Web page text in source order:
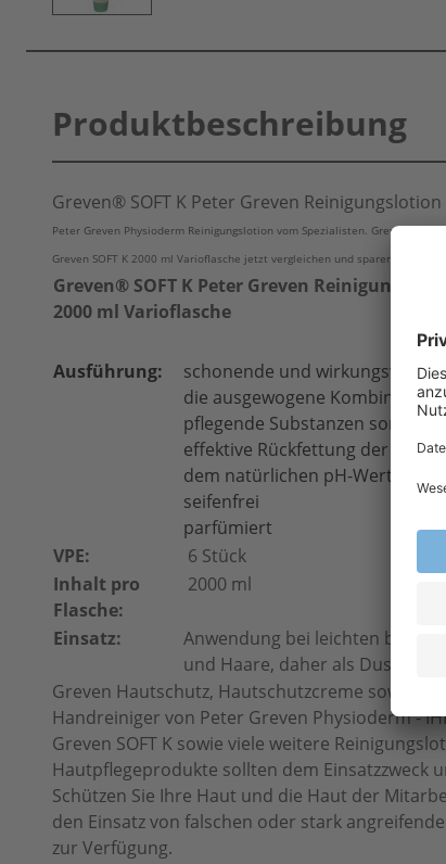
Produktbeschreibung
Greven® SOFT K Peter Greven
Peter Greven Physioderm Reinigungslotion vom Spezialisten. Greven
Greven SOFT K 2000 ml Varioflasche jetzt vergleichen und sparen.
Greven® SOFT K Peter Greven
2000 ml Varioflasche
Ausführung:
schonende und wirkungsvolle
die ausgewogene
pflegende Substanzen sorgen
effektive Rückfettung der Haut
dem natürlichen pH-Wert der
seifenfrei
parfümiert
VPE:
6 Stück
Inhalt pro
Flasche:
2000 ml
Einsatz:
Anwendung bei leichten bis
und Haare, daher als Duschgel
Greven Hautschutz, Hautschutzcreme sowie
Handreiniger von Peter Greven Physioderm -
Greven SOFT K sowie viele weitere
Hautpflegeprodukte sollten dem Einsatzzweck
Schützen Sie Ihre Haut und die Haut der
den Einsatz von falschen oder stark
zur Verfügung.